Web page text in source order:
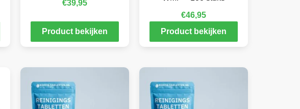
€39,95
Product bekijken
€46,95
Product bekijken